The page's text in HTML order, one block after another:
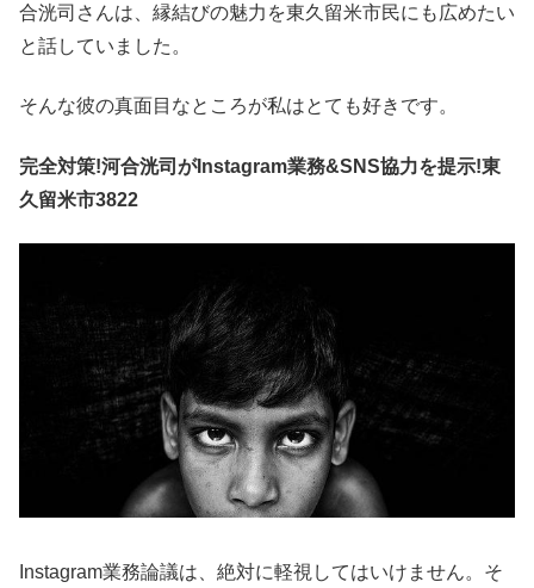
合洸司さんは、縁結びの魅力を東久留米市民にも広めたい
と話していました。
そんな彼の真面目なところが私はとても好きです。
完全対策!河合洸司がInstagram業務&SNS協力を提示!東
久留米市3822
Instagram業務論議は、絶対に軽視してはいけません。そ